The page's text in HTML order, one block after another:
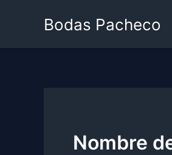
Bodas Pacheco
Nombre